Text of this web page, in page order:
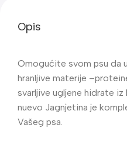
Opis
Omogućite svom psu da
hranljive materije
svarljive ugljene hidrate iz
nuevo Jagnjetina je
Vašeg psa.